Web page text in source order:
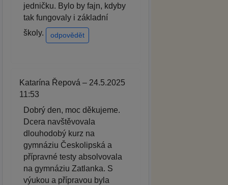
jedničku. Bylo by fajn, kdyby
tak fungovaly i základní
školy.
odpovědět
Katarína Řepová – 24.5.2025
11:53
Dobrý den, moc děkujeme.
Dcera navštěvovala
dlouhodobý kurz na
gymnáziu Českolipská a
přípravné testy absolvovala
na gymnáziu Zatlanka. S
výukou a přípravou byla